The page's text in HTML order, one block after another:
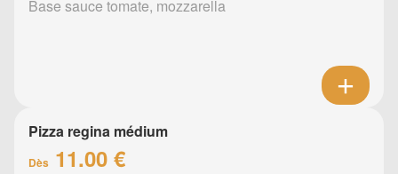
Base sauce tomate, mozzarella
Pizza regina médium
Dès 11.00 €